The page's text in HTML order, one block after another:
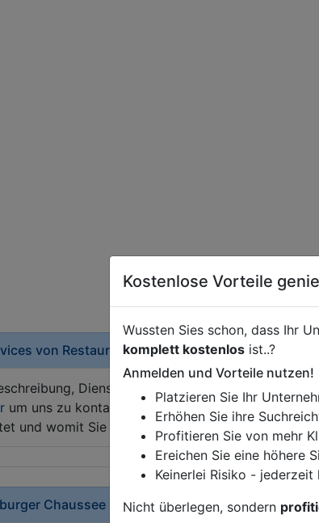
von Restaurant
Dienstleistung oder andere relevante
um uns zu kontaktieren. Gerne erweitern wir
und womit Sie sich von Ihren Wettbewerbern
Chaussee 352inKiel
Kostenlose Vorteile
Wussten Sies schon, dass Ihr
komplett kostenlos ist..?
Anmelden und Vorteile nutzen!
Platzieren Sie Ihr
Erhöhen Sie ihre
Profitieren Sie von mehr
Ereichen Sie eine höhere
Keinerlei Risiko - jederzeit
Nicht überlegen, sondern